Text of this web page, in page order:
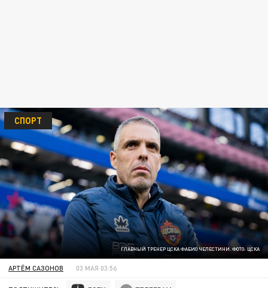
ГЛАВНЫЙ ТРЕНЕР ЦСКА ФАБИО ЧЕЛЕСТИНИ. ФОТО: ЦСКА
СПОРТ
АРТЁМ САЗОНОВ 03 МАЯ 03:56